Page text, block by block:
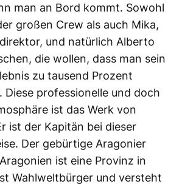
man an Bord kommt. Sowohl
großen Crew als auch Mika,
und natürlich Alberto
die wollen, dass man sein
zu tausend Prozent
Diese professionelle und doch
ist das Werk von
ist der Kapitän bei dieser
Der gebürtige Aragonier
ist eine Provinz in
Wahlweltbürger und versteht